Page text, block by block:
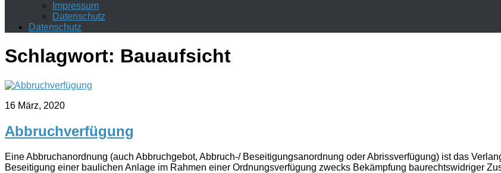
Impressum
Datenschutz
Datenschutz
Schlagwort: Bauaufsicht
16 März, 2020
Abbruchverfügung
Eine Abbruchanordnung (auch Abbruchgebot, Abbruch-/ Beseitigungsanordnung oder Abrissverfügung) ist das
Beseitigung einer baulichen Anlage im Rahmen einer Ordnungsverfügung zwecks Bekämpfung baurechtswidriger